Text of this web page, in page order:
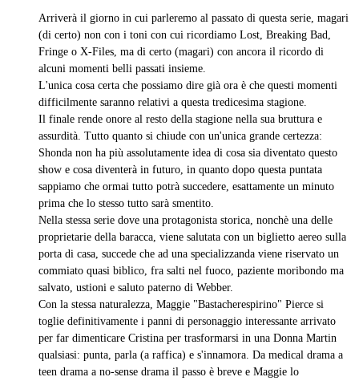
Arriverà il giorno in cui parleremo al passato di questa serie, magari
(di certo) non con i toni con cui ricordiamo Lost, Breaking Bad,
Fringe o X-Files, ma di certo (magari) con ancora il ricordo di
alcuni momenti belli passati insieme.
L'unica cosa certa che possiamo dire già ora è che questi momenti
difficilmente saranno relativi a questa tredicesima stagione.
Il finale rende onore al resto della stagione nella sua bruttura e
assurdità. Tutto quanto si chiude con un'unica grande certezza:
Shonda non ha più assolutamente idea di cosa sia diventato questo
show e cosa diventerà in futuro, in quanto dopo questa puntata
sappiamo che ormai tutto potrà succedere, esattamente un minuto
prima che lo stesso tutto sarà smentito.
Nella stessa serie dove una protagonista storica, nonchè una delle
proprietarie della baracca, viene salutata con un biglietto aereo sulla
porta di casa, succede che ad una specializzanda viene riservato un
commiato quasi biblico, fra salti nel fuoco, paziente moribondo ma
salvato, ustioni e saluto paterno di Webber.
Con la stessa naturalezza, Maggie "Bastacherespirino" Pierce si
toglie definitivamente i panni di personaggio interessante arrivato
per far dimenticare Cristina per trasformarsi in una Donna Martin
qualsiasi: punta, parla (a raffica) e s'innamora. Da medical drama a
teen drama a no-sense drama il passo è breve e Maggie lo